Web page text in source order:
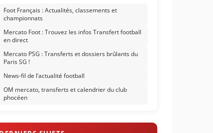
Foot Français : Actualités, classements et
championnats
Mercato Foot : Trouvez les infos Transfert football
en direct
Mercato PSG : Transferts et dossiers brûlants du
Paris SG !
News-fil de l’actualité football
OM mercato, transferts et calendrier du club
phocéen